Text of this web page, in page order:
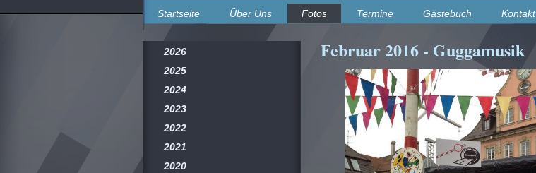
Startseite Über Uns Fotos Termine Gästebuch Kontakt
Februar 2016 - Guggamusik
2026
2025
2024
2023
2022
2021
2020